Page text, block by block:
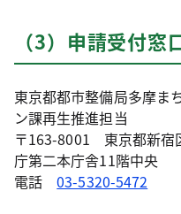
（3）申請受付窓
東京都都市整備局多摩ま
ン課再生推進担当
〒163-8001 東京都新
庁第二本庁舎11階中央
電話03-5320-5472